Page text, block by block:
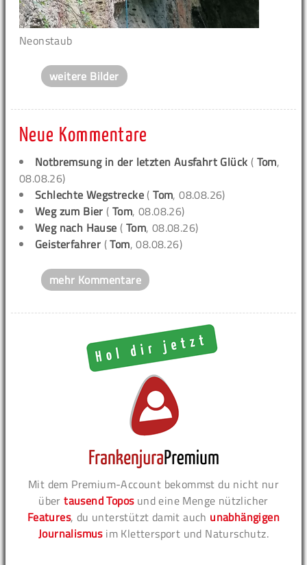
Neonstaub
weitere Bilder
Neue Kommentare
Notbremsung in der letzten Ausfahrt Glück ( Tom,
08.08.26)
Schlechte Wegstrecke (Tom, 08.08.26)
Weg zum Bier (Tom, 08.08.26)
Weg nach Hause ( Tom, 08.08.26)
Geisterfahrer (Tom, 08.08.26)
mehr Kommentare
Mit dem Premium-Account bekommst du nicht nur
übertausend Toposund eine Menge nützlicher
Features, du unterstützt damit auch unabhängigen
Journalismusim Klettersport und Naturschutz.